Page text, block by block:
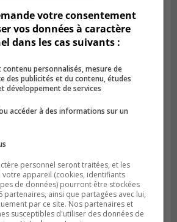
09h39
1,5 M$ pour moderniser
votre consentement
vos données à caractère
dans les cas suivants :
contenu personnalisés, mesure de
des publicités et du contenu, études
développement de services
accéder à des informations sur un
personnel seront traitées, et les
votre appareil (cookies, identifiants
de données) pourront être stockées
partenaires, ainsi que partagées avec lui,
par ce site. Nos partenaires et
susceptibles d'utiliser des données de